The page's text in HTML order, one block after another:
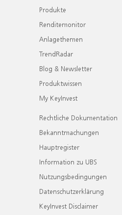
Produkte
Renditemonitor
Anlagethemen
TrendRadar
Blog & Newsletter
Produktwissen
My KeyInvest
Rechtliche Dokumentation
Bekanntmachungen
Hauptregister
Information zu UBS
Nutzungsbedingungen
Datenschutzerklärung
KeyInvest Disclaimer